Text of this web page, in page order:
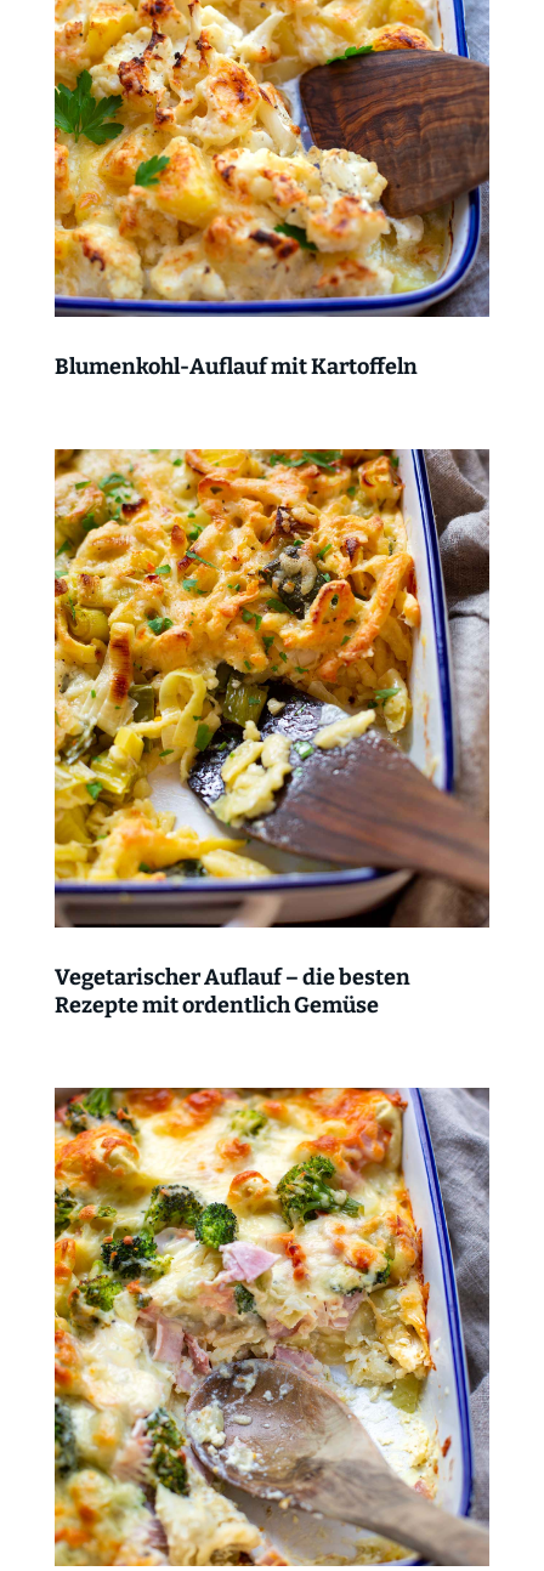
Blumenkohl-Auflauf mit Kartoffeln
Vegetarischer Auflauf – die besten
Rezepte mit ordentlich Gemüse